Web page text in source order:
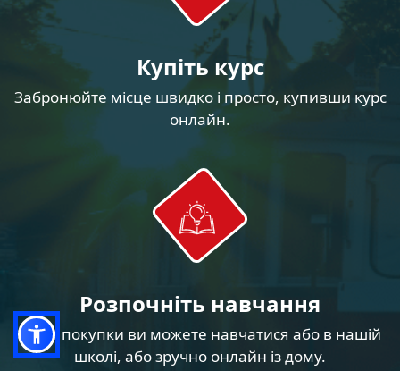
Купіть курс
Забронюйте місце швидко і просто, купивши курс
онлайн.
Розпочніть навчання
Після покупки ви можете навчатися або в нашій
школі, або зручно онлайн із дому.